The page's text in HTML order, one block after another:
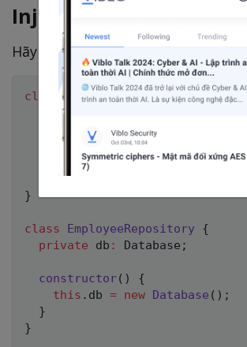
Injection)
Hãy xem qua ví dụ bên dưới
class UserRepository {
private
constructor() {
.db = new Database();
}
class EmployeeRepository
{
private db : Database ;
constructor( )
{
this . db = new Database ( ) ;
}
}